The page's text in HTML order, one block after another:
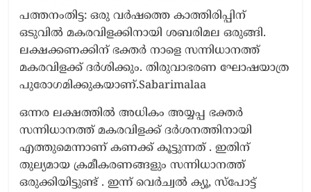
പത്തനംതിട്ട: ഒരു വർഷത്തെ കാത്തിരിപ്പിന്
ഒടുവിൽ മകരവിളക്കിനായി ശബരിമല ഒരുങ്ങി.
ലക്ഷക്കണക്കിന് ഭക്തർ നാളെ സന്നിധാനത്ത്
മകരവിളക്ക് ദർശിക്കും. തിരുവാഭരണ ഘോഷയാത്ര
പുരോഗമിക്കുകയാണ്.Sabarimalaa
ഒന്നര ലക്ഷത്തിൽ അധികം അയ്യപ്പ ഭക്തർ
സന്നിധാനത്ത് മകരവിളക്ക് ദർശനത്തിനായി
എത്തുമെന്നാണ് കണക്ക് കൂട്ടുന്നത് . ഇതിന്
തുല്യമായ ക്രമീകരണങ്ങളും സന്നിധാനത്ത്
ഒരുക്കിയിട്ടുണ്ട് . ഇന്ന് വെർച്വൽ ക്യൂ, സ്പോട്ട്